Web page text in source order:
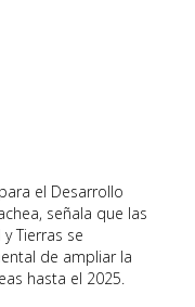
el Desarrollo
señala que las
Tierras se
de ampliar la
hasta el 2025.